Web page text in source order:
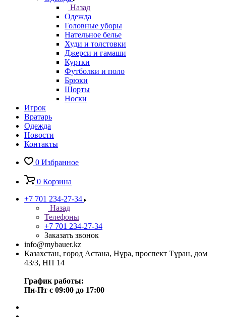
Назад
Одежда
Головные уборы
Нательное белье
Худи и толстовки
Джерси и гамаши
Куртки
Футболки и поло
Брюки
Шорты
Носки
Игрок
Вратарь
Одежда
Новости
Контакты
0 Избранное
0 Корзина
+7 701 234-27-34
Назад
Телефоны
+7 701 234-27-34
Заказать звонок
info@mybauer.kz
Казахстан, город Астана, Нұра, проспект Тұран, дом
43/3, НП 14
График работы:
Пн-Пт с 09:00 до 17:00